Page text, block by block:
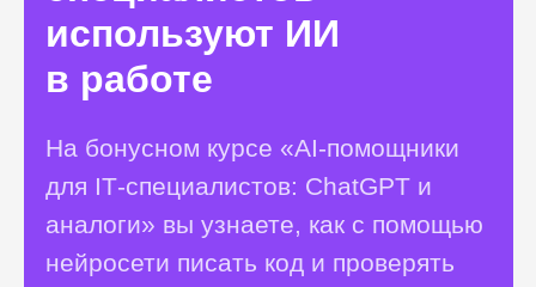
Получить консультацию